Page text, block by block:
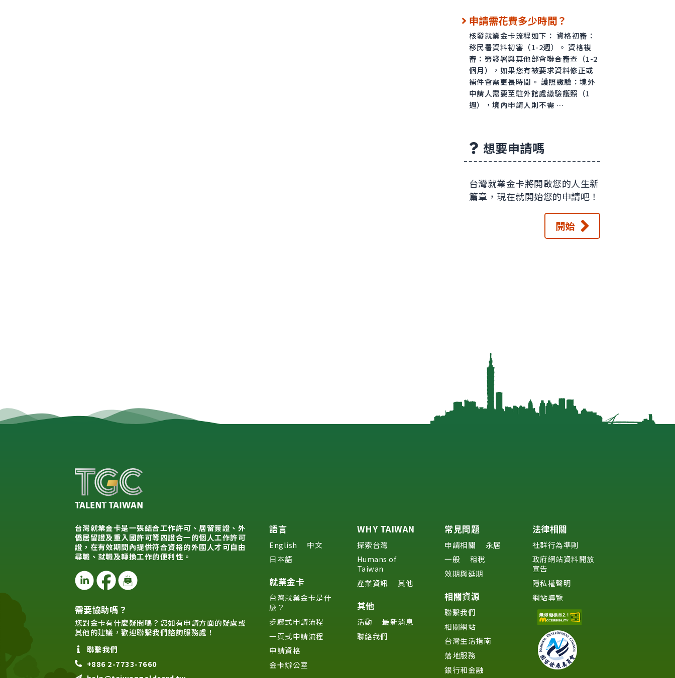
申請需花費多少時間？
核發就業金卡流程如下： 資格初審：
移民署資料初審（1-2週）。 資格複
審：勞發署與其他部會聯合審查（1-2
個月），如果您有被要求資料修正或
補件會需更長時間。 護照繳驗：境外
申請人需要至駐外館處繳驗護照（1
週），境內申請人則不需 …
想要申請嗎
台灣就業金卡將開啟您的人生新
篇章，現在就開始您的申請吧！
開始
台灣就業金卡是一張結合工作許可、居留簽證、外
僑居留證及重入國許可等四證合一的個人工作許可
證，在有效期間內提供符合資格的外國人才可自由
尋職、就職及轉換工作的便利性。
需要協助嗎？
您對金卡有什麼疑問嗎？您如有申請方面的疑慮或
其他的建議，歡迎聯繫我們諮詢服務處！
聯繫我們
+886 2-7733-7660
語言
English
中文
日本語
就業金卡
台灣就業金卡是什
麼？
步驟式申請流程
一頁式申請流程
申請資格
金卡辦公室
WHY TAIWAN
探索台灣
Humans of
Taiwan
產業資訊
其他
其他
活動
最新消息
聯絡我們
常見問題
申請相關
永居
一般
租稅
效期與延期
相關資源
聯繫我們
相關網站
台灣生活指南
落地服務
銀行和金融
法律相關
社群行為準則
政府網站資料開放
宣告
隱私權聲明
網站導覽